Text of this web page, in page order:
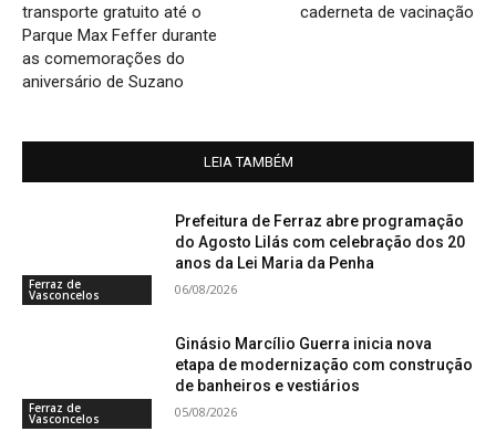
transporte gratuito até o
Parque Max Feffer durante
as comemorações do
aniversário de Suzano
caderneta de vacinação
LEIA TAMBÉM
Ferraz de
Vasconcelos
Prefeitura de Ferraz abre programação
do Agosto Lilás com celebração dos 20
anos da Lei Maria da Penha
06/08/2026
Ferraz de
Vasconcelos
Ginásio Marcílio Guerra inicia nova
etapa de modernização com construção
de banheiros e vestiários
05/08/2026